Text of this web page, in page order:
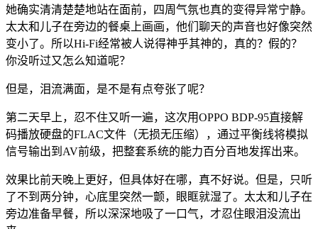
她确实清清楚楚地站在面前，四周气氛也真的变得异常宁静。
太太和儿子在旁边的餐桌上画画，他们聊天的声音也好像突然
变小了。所以Hi-Fi经常被人说得神乎其神的，真的？假的？
你没听过又怎么知道呢？
但是，泪流满面，是不是有点夸张了呢？
第二天早上，忍不住又听一遍，这次用OPPO BDP-95直接解
码播放硬盘的FLAC文件（无损无压缩），通过平衡线将模拟
信号输出到AV前级，把整套系统的能力百分百地发挥出来。
效果比前天晚上更好，但具体好在哪，真不好说。但是，只听
了不到两分钟，心底里突然一颤，眼眶就湿了。太太和儿子在
旁边准备早餐，所以深深地吸了一口气，才忍住眼泪没流出